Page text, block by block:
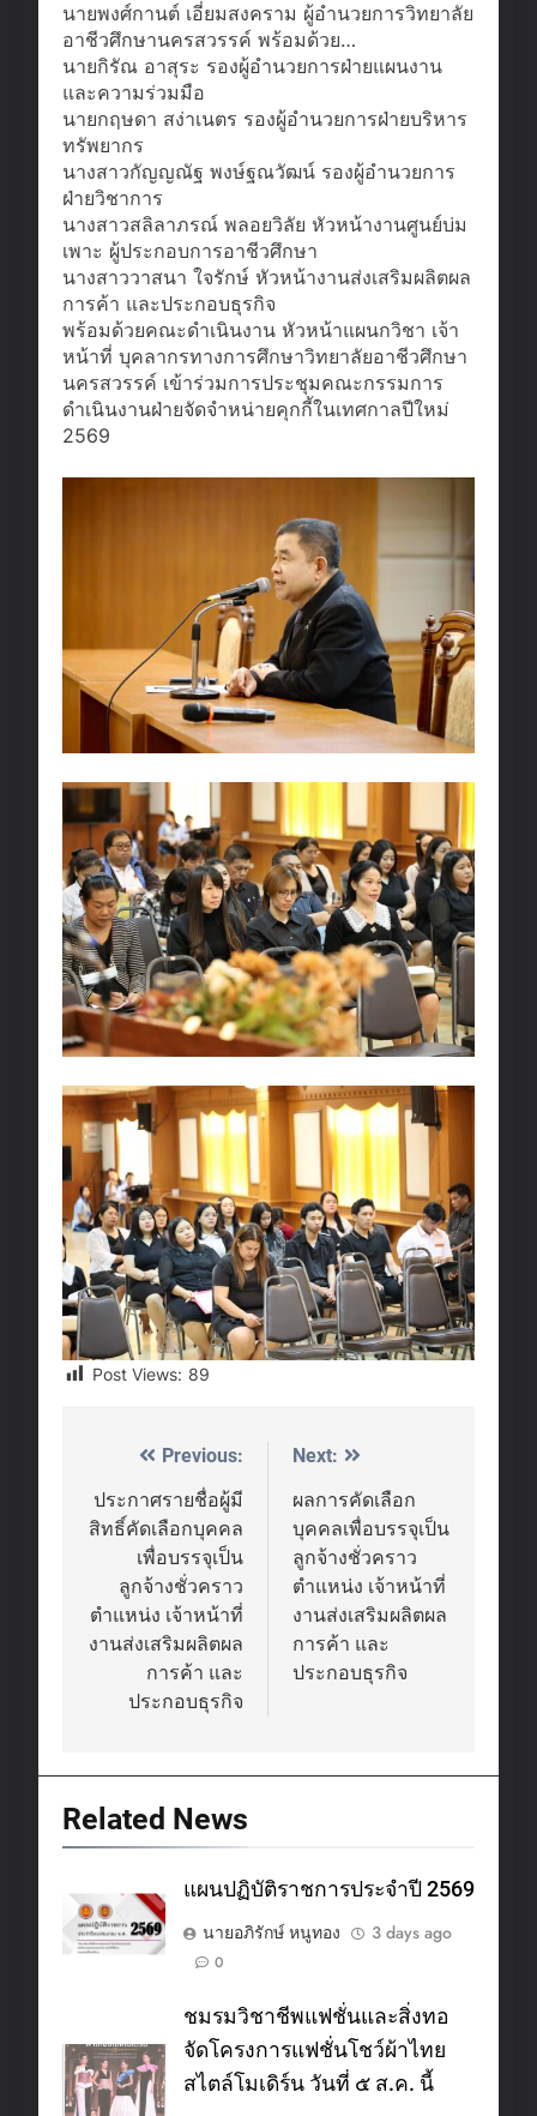
นายพงศ์กานต์ เอี่ยมสงคราม ผู้อำนวยการวิทยาลัย
อาชีวศึกษานครสวรรค์ พร้อมด้วย…
นายกิรัณ อาสุระ รองผู้อำนวยการฝ่ายแผนงาน
และความร่วมมือ
นายกฤษดา สง่าเนตร รองผู้อำนวยการฝ่ายบริหาร
ทรัพยากร
นางสาวกัญญณัฐ พงษ์ฐณวัฒน์ รองผู้อำนวยการ
ฝ่ายวิชาการ
นางสาวสลิลาภรณ์ พลอยวิลัย หัวหน้างานศูนย์บ่ม
เพาะ ผู้ประกอบการอาชีวศึกษา
นางสาววาสนา ใจรักษ์ หัวหน้างานส่งเสริมผลิตผล
การค้า และประกอบธุรกิจ
พร้อมด้วยคณะดำเนินงาน หัวหน้าแผนกวิชา เจ้า
หน้าที่ บุคลากรทางการศึกษาวิทยาลัยอาชีวศึกษา
นครสวรรค์ เข้าร่วมการประชุมคณะกรรมการ
ดำเนินงานฝ่ายจัดจำหน่ายคุกกี้ในเทศกาลปีใหม่
2569
Post Views: 89
Post
navigation
Previous:
ประกาศรายชื่อผู้มี
สิทธิ์คัดเลือกบุคคล
เพื่อบรรจุเป็น
ลูกจ้างชั่วคราว
ตำแหน่ง เจ้าหน้าที่
งานส่งเสริมผลิตผล
การค้า และ
ประกอบธุรกิจ
Next:
ผลการคัดเลือก
บุคคลเพื่อบรรจุเป็น
ลูกจ้างชั่วคราว
ตำแหน่ง เจ้าหน้าที่
งานส่งเสริมผลิตผล
การค้า และ
ประกอบธุรกิจ
Related News
แผนปฏิบัติราชการประจำปี 2569
นายอภิรักษ์ หนูทอง
3 days ago
0
ชมรมวิชาชีพแฟชั่นและสิ่งทอ
จัดโครงการแฟชั่นโชว์ผ้าไทย
สไตล์โมเดิร์น วันที่ ๕ ส.ค. นี้